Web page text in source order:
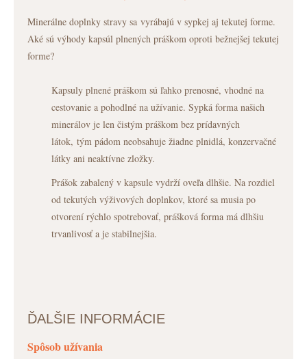
Minerálne doplnky stravy sa vyrábajú v sypkej aj tekutej forme.
Aké sú výhody kapsúl plnených práškom oproti bežnejšej tekutej
forme?
Kapsuly plnené práškom sú ľahko prenosné, vhodné na
cestovanie a pohodlné na užívanie. Sypká forma našich
minerálov je len čistým práškom bez prídavných
látok, tým pádom neobsahuje žiadne plnidlá, konzervačné
látky ani neaktívne zložky.
Prášok zabalený v kapsule vydrží oveľa dlhšie. Na rozdiel
od tekutých výživových doplnkov, ktoré sa musia po
otvorení rýchlo spotrebovať, prášková forma má dlhšiu
trvanlivosť a je stabilnejšia.
ĎALŠIE INFORMÁCIE
Spôsob užívania